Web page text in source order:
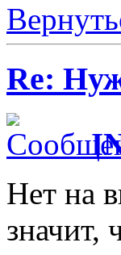
Re:
Нет на
значит,